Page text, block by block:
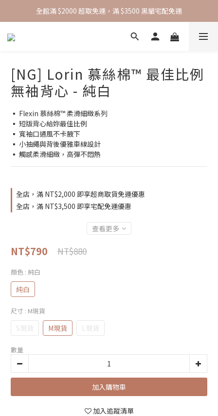
全館滿 $2000 超取免運，滿 $3500 黑貓宅配免運
全館滿 $2000 超取免運，滿 $3500 黑貓宅配免運
綁定官方 Line 帳號，即可獲得 50 元折扣碼
[NG] Lorin 慕絲棉™ 最佳比例
無袖背心 - 純白
▪️ Flexin 慕絲棉™ 柔滑細緻系列
▪️ 短版背心給妳最佳比例
▪️ 寬袖口通風不卡腋下
▪️ 小抽繩與背後優雅車線設計
▪️ 觸感柔滑細緻，高彈不悶熱
全店，滿 NT$2,000 即享超商取貨免運優惠
全店，滿 NT$3,500 即享宅配免運優惠
查看更多
NT$790 NT$880
顏色 : 純白
純白
尺寸 : M現貨
S現貨 M現貨 L現貨
數量
加入購物車
加入追蹤清單